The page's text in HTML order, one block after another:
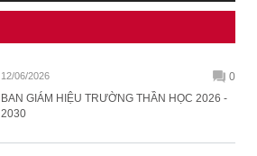
12/06/2026
0
BAN GIÁM HIỆU TRƯỜNG THẦN HỌC 2026 -
2030